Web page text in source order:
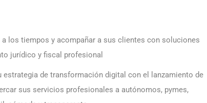
los tiempos y acompañar a sus clientes con soluciones
jurídico y fiscal profesional
estrategia de transformación digital con el lanzamiento de
sus servicios profesionales a autónomos, pymes,